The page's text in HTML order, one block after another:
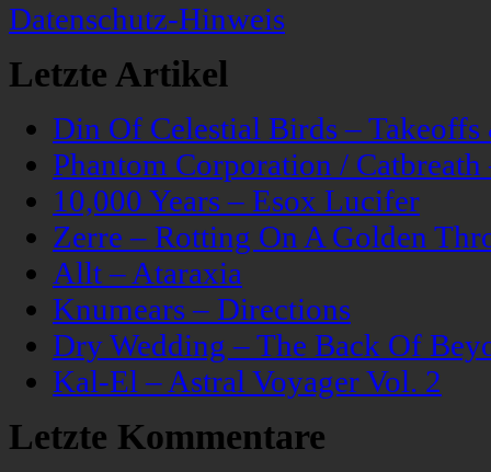
Datenschutz-Hinweis
Letzte Artikel
Din Of Celestial Birds –
Phantom Corporation /
10,000 Years – Esox Lucifer
Zerre – Rotting On A Golden
Allt – Ataraxia
Knumears – Directions
Dry Wedding – The Back Of
Kal-El – Astral Voyager Vol. 2
Letzte Kommentare